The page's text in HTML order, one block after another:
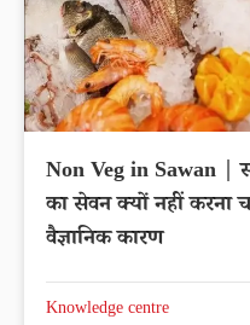
Non Veg in Sawan |
का सेवन क्यों नहीं करना
वैज्ञानिक कारण
Knowledge centre